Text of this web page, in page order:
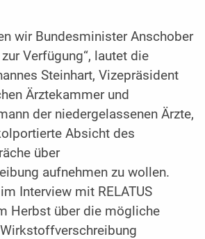
wir Bundesminister Anschober
Verfügung“, lautet die
Steinhart, Vizepräsident
Ärztekammer und
der niedergelassenen Ärzte,
Absicht des
über
aufnehmen zu wollen.
Interview mit RELATUS
Herbst über die mögliche